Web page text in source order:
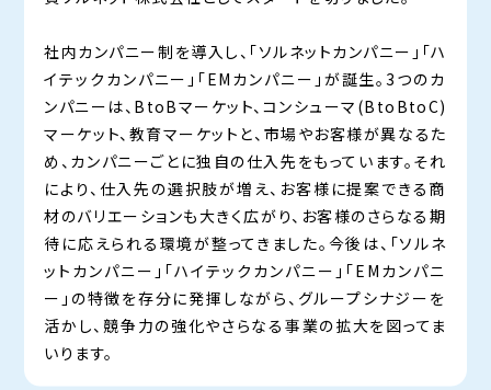
社内カンパニー制を導入し、「ソルネットカンパニー」「ハ
イテックカンパニー」「EMカンパニー」が誕生。3つのカ
ンパニーは、BtoBマーケット、コンシューマ(BtoBtoC)
マーケット、教育マーケットと、市場やお客様が異なるた
め、カンパニーごとに独自の仕入先をもっています。それ
により、仕入先の選択肢が増え、お客様に提案できる商
材のバリエーションも大きく広がり、お客様のさらなる期
待に応えられる環境が整ってきました。今後は、「ソルネ
ットカンパニー」「ハイテックカンパニー」「EMカンパニ
ー」の特徴を存分に発揮しながら、グループシナジーを
活かし、競争力の強化やさらなる事業の拡大を図ってま
いります。